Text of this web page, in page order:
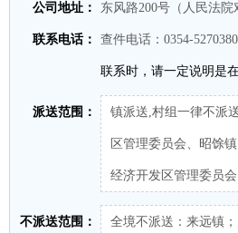
公司地址： 东风路200号（人民法院
联系电话： 查件电话：0354-
联系时，请一定说明是
派送范围： 镇派送,村组一律不派
区管理委员会、昭馀
经济开发区管理委员会
不派送范围： 全境不派送：来远镇；